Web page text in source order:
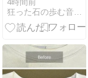
4時間前
狂った石の歩む音〜天然石アクセサリーCrazy Stone〜